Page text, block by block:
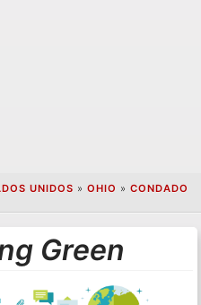
UNIDOS » OHIO » CONDADO
Green